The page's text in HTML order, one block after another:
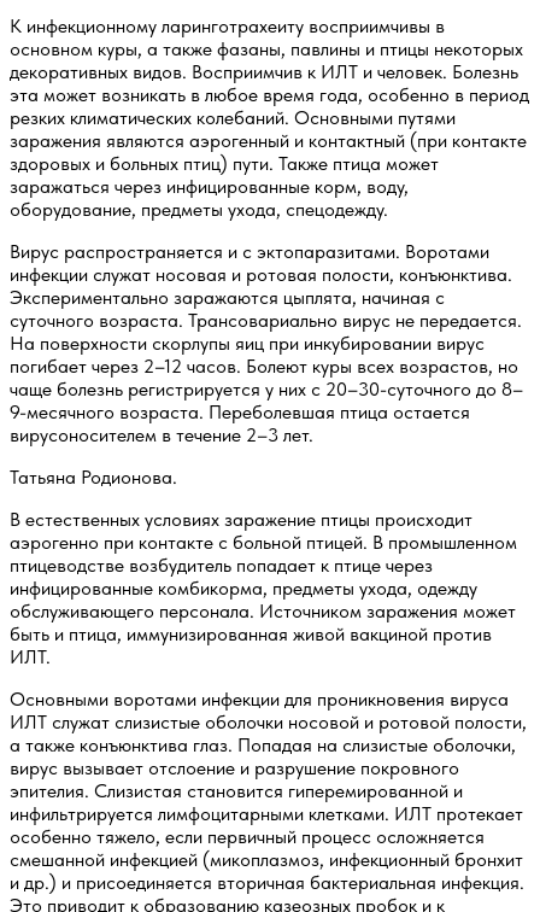
К инфекционному ларинготрахеиту восприимчивы в
основном куры, а также фазаны, павлины и птицы некоторых
декоративных видов. Восприимчив к ИЛТ и человек. Болезнь
эта может возникать в любое время года, особенно в период
резких климатических колебаний. Основными путями
заражения являются аэрогенный и контактный (при контакте
здоровых и больных птиц) пути. Также птица может
заражаться через инфицированные корм, воду,
оборудование, предметы ухода, спецодежду.
Вирус распространяется и с эктопаразитами. Воротами
инфекции служат носовая и ротовая полости, конъюнктива.
Экспериментально заражаются цыплята, начиная с
суточного возраста. Трансовариально вирус не передается.
На поверхности скорлупы яиц при инкубировании вирус
погибает через 2–12 часов. Болеют куры всех возрастов, но
чаще болезнь регистрируется у них с 20–30-суточного до 8–
9-месячного возраста. Переболевшая птица остается
вирусоносителем в течение 2–3 лет.
Татьяна Родионова.
В естественных условиях заражение птицы происходит
аэрогенно при контакте с больной птицей. В промышленном
птицеводстве возбудитель попадает к птице через
инфицированные комбикорма, предметы ухода, одежду
обслуживающего персонала. Источником заражения может
быть и птица, иммунизированная живой вакциной против
ИЛТ.
Основными воротами инфекции для проникновения вируса
ИЛТ служат слизистые оболочки носовой и ротовой полости,
а также конъюнктива глаз. Попадая на слизистые оболочки,
вирус вызывает отслоение и разрушение покровного
эпителия. Слизистая становится гиперемированной и
инфильтрируется лимфоцитарными клетками. ИЛТ протекает
особенно тяжело, если первичный процесс осложняется
смешанной инфекцией (микоплазмоз, инфекционный бронхит
и др.) и присоединяется вторичная бактериальная инфекция.
Это приводит к образованию казеозных пробок и к